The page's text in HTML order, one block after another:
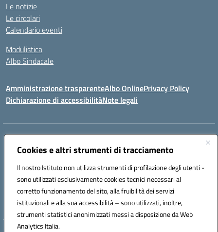
Cookies e altri strumenti di tracciamento
Il nostro Istituto non utilizza strumenti di profilazione degli utenti -
sono utilizzati esclusivamente cookies tecnici necessari al
corretto funzionamento del sito, alla fruibilità dei servizi
istituzionali e alla sua accessibilità – sono utilizzati, inoltre,
strumenti statistici anonimizzati messi a disposizione da Web
Analytics Italia.
Le notizie
Le circolari
Calendario eventi
Modulistica
Albo Sindacale
Amministrazione trasparenteAlbo OnlinePrivacy Policy
Dichiarazione di accessibilitàNote legali
Indirizzo:
Centralino:0994722507 Email:TAIC873006@istruzione.it
Codice fiscale: 90279480736
Codice meccanografico:
TAIC873006
Codice unico di fatturazione (CUF): 488XBQ